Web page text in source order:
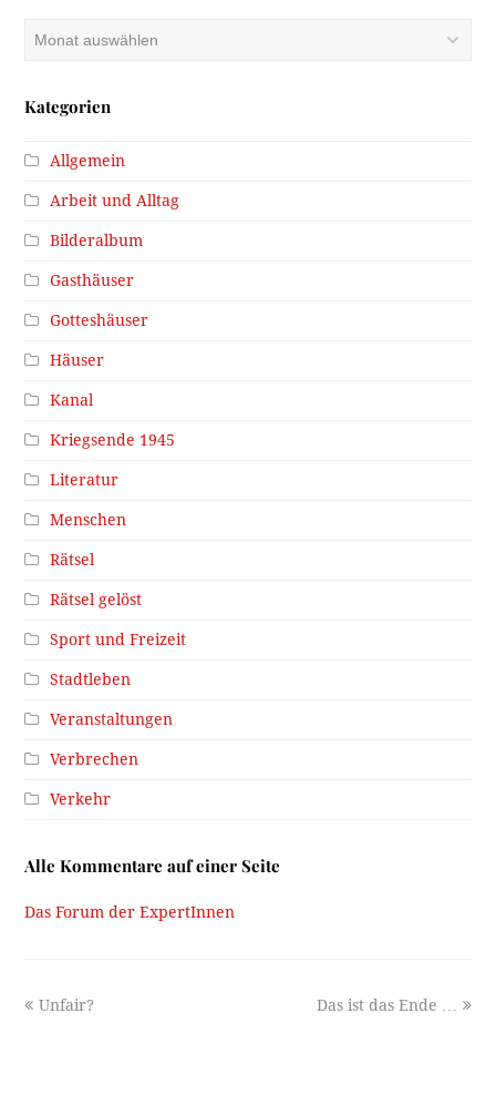
Kategorien
Allgemein
Arbeit und Alltag
Bilderalbum
Gasthäuser
Gotteshäuser
Häuser
Kanal
Kriegsende 1945
Literatur
Menschen
Rätsel
Rätsel gelöst
Sport und Freizeit
Stadtleben
Veranstaltungen
Verbrechen
Verkehr
Alle Kommentare auf einer Seite
Das Forum der ExpertInnen
previous
Unfair?
next
Das ist das Ende …